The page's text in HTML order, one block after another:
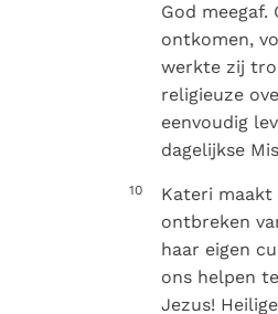
God
ontkomen,
werkte zij
religieuze
eenvoudig
dagelijkse
10
Kateri maakt
ontbreken
haar eigen
ons helpen
Jezus!